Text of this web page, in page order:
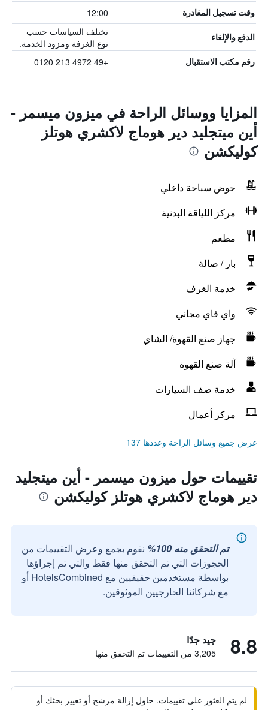
وقت تسجيل المغادرة 12:00
الدفع والإلغاء
تختلف السياسات حسب
نوع الغرفة ومزود الخدمة.
رقم مكتب الاستقبال +49 4972 213 0120
المزايا ووسائل الراحة في ميزون ميسمر -
أين ميتجليد دير هوماج لاكشري هوتلز
كوليكشن
حوض سباحة داخلي
مركز اللياقة البدنية
مطعم
بار / صالة
خدمة الغرف
واي فاي مجاني
جهاز صنع القهوة/ الشاي
آلة صنع القهوة
خدمة صف السيارات
مركز أعمال
عرض جميع وسائل الراحة وعددها 137
تقييمات حول ميزون ميسمر - أين ميتجليد
دير هوماج لاكشري هوتلز كوليكشن
تم التحقق منه 100%
نقوم بجمع وعرض التقييمات من
الحجوزات التي تم التحقق منها فقط والتي تم إجراؤها
بواسطة مستخدمين حقيقيين مع HotelsCombined أو
مع شركائنا الخارجيين الموثوقين.
8.8 جيد جدًا
3,205 من التقييمات تم التحقق منها
لم يتم العثور على تقييمات. حاول إزالة مرشح أو تغيير بحثك أو